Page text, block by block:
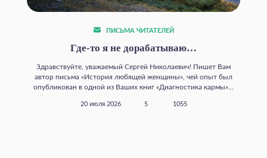
ПИСЬМА ЧИТАТЕЛЕЙ
Где‑то я не дорабатываю…
Здравствуйте, уважаемый Сергей Николаевич! Пишет Вам
автор письма «История любящей женщины», чей опыт был
опубликован в одной из Ваших книг «Диагностика кармы»...
20 июля 2026 5 1055